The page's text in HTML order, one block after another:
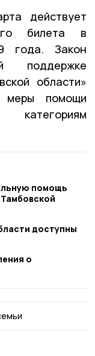
действует
билета в
года. Закон
поддержке
области»
меры помощи
категориям
помощь
доступны
о